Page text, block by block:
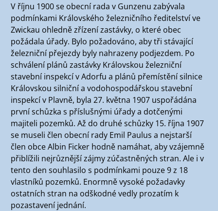
V říjnu 1900 se obecní rada v Gunzenu zabývala
podmínkami Královského železničního ředitelství ve
Zwickau ohledně zřízení zastávky, o které obec
požádala úřady. Bylo požadováno, aby tři stávající
železniční přejezdy byly nahrazeny podjezdem. Po
schválení plánů zastávky Královskou železniční
stavební inspekcí v Adorfu a plánů přemístění silnice
Královskou silniční a vodohospodářskou stavební
inspekcí v Plavně, byla 27. května 1907 uspořádána
první schůzka s příslušnými úřady a dotčenými
majiteli pozemků. Až do druhé schůzky 15. října 1907
se museli člen obecní rady Emil Paulus a nejstarší
člen obce Albin Ficker hodně namáhat, aby vzájemně
přiblížili nejrůznější zájmy zúčastněných stran. Ale i v
tento den souhlasilo s podmínkami pouze 9 z 18
vlastníků pozemků. Enormně vysoké požadavky
ostatních stran na odškodné vedly prozatím k
pozastavení jednání.